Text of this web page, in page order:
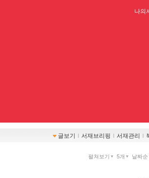
나의
글보기 ｌ 서재브리핑 ｌ 서재관리 ｌ
펼쳐보기 5개 날짜순